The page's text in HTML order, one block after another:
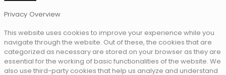
Privacy Overview
This website uses cookies to improve your experience while you
navigate through the website. Out of these, the cookies that are
categorized as necessary are stored on your browser as they are
essential for the working of basic functionalities of the website. We
also use third-party cookies that help us analyze and understand